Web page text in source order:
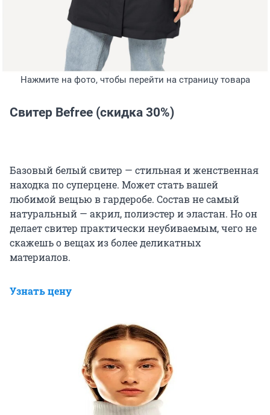
Нажмите на фото, чтобы перейти на страницу товара
Свитер Befree (скидка 30%)
Базовый белый свитер — стильная и женственная
находка по суперцене. Может стать вашей
любимой вещью в гардеробе. Состав не самый
натуральный — акрил, полиэстер и эластан. Но он
делает свитер практически неубиваемым, чего не
скажешь о вещах из более деликатных
материалов.
Узнать цену